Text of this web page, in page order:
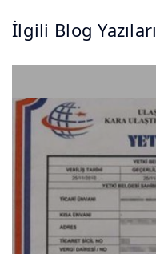
İlgili Blog Yazıları